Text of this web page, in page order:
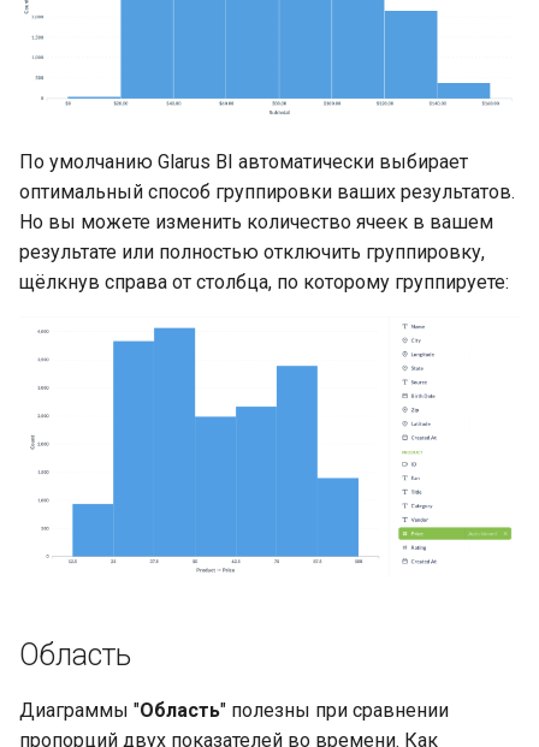
По умолчанию Glarus BI автоматически выбирает
оптимальный способ группировки ваших результатов.
Но вы можете изменить количество ячеек в вашем
результате или полностью отключить группировку,
щёлкнув справа от столбца, по которому группируете:
Область
Диаграммы "Область" полезны при сравнении
пропорций двух показателей во времени. Как